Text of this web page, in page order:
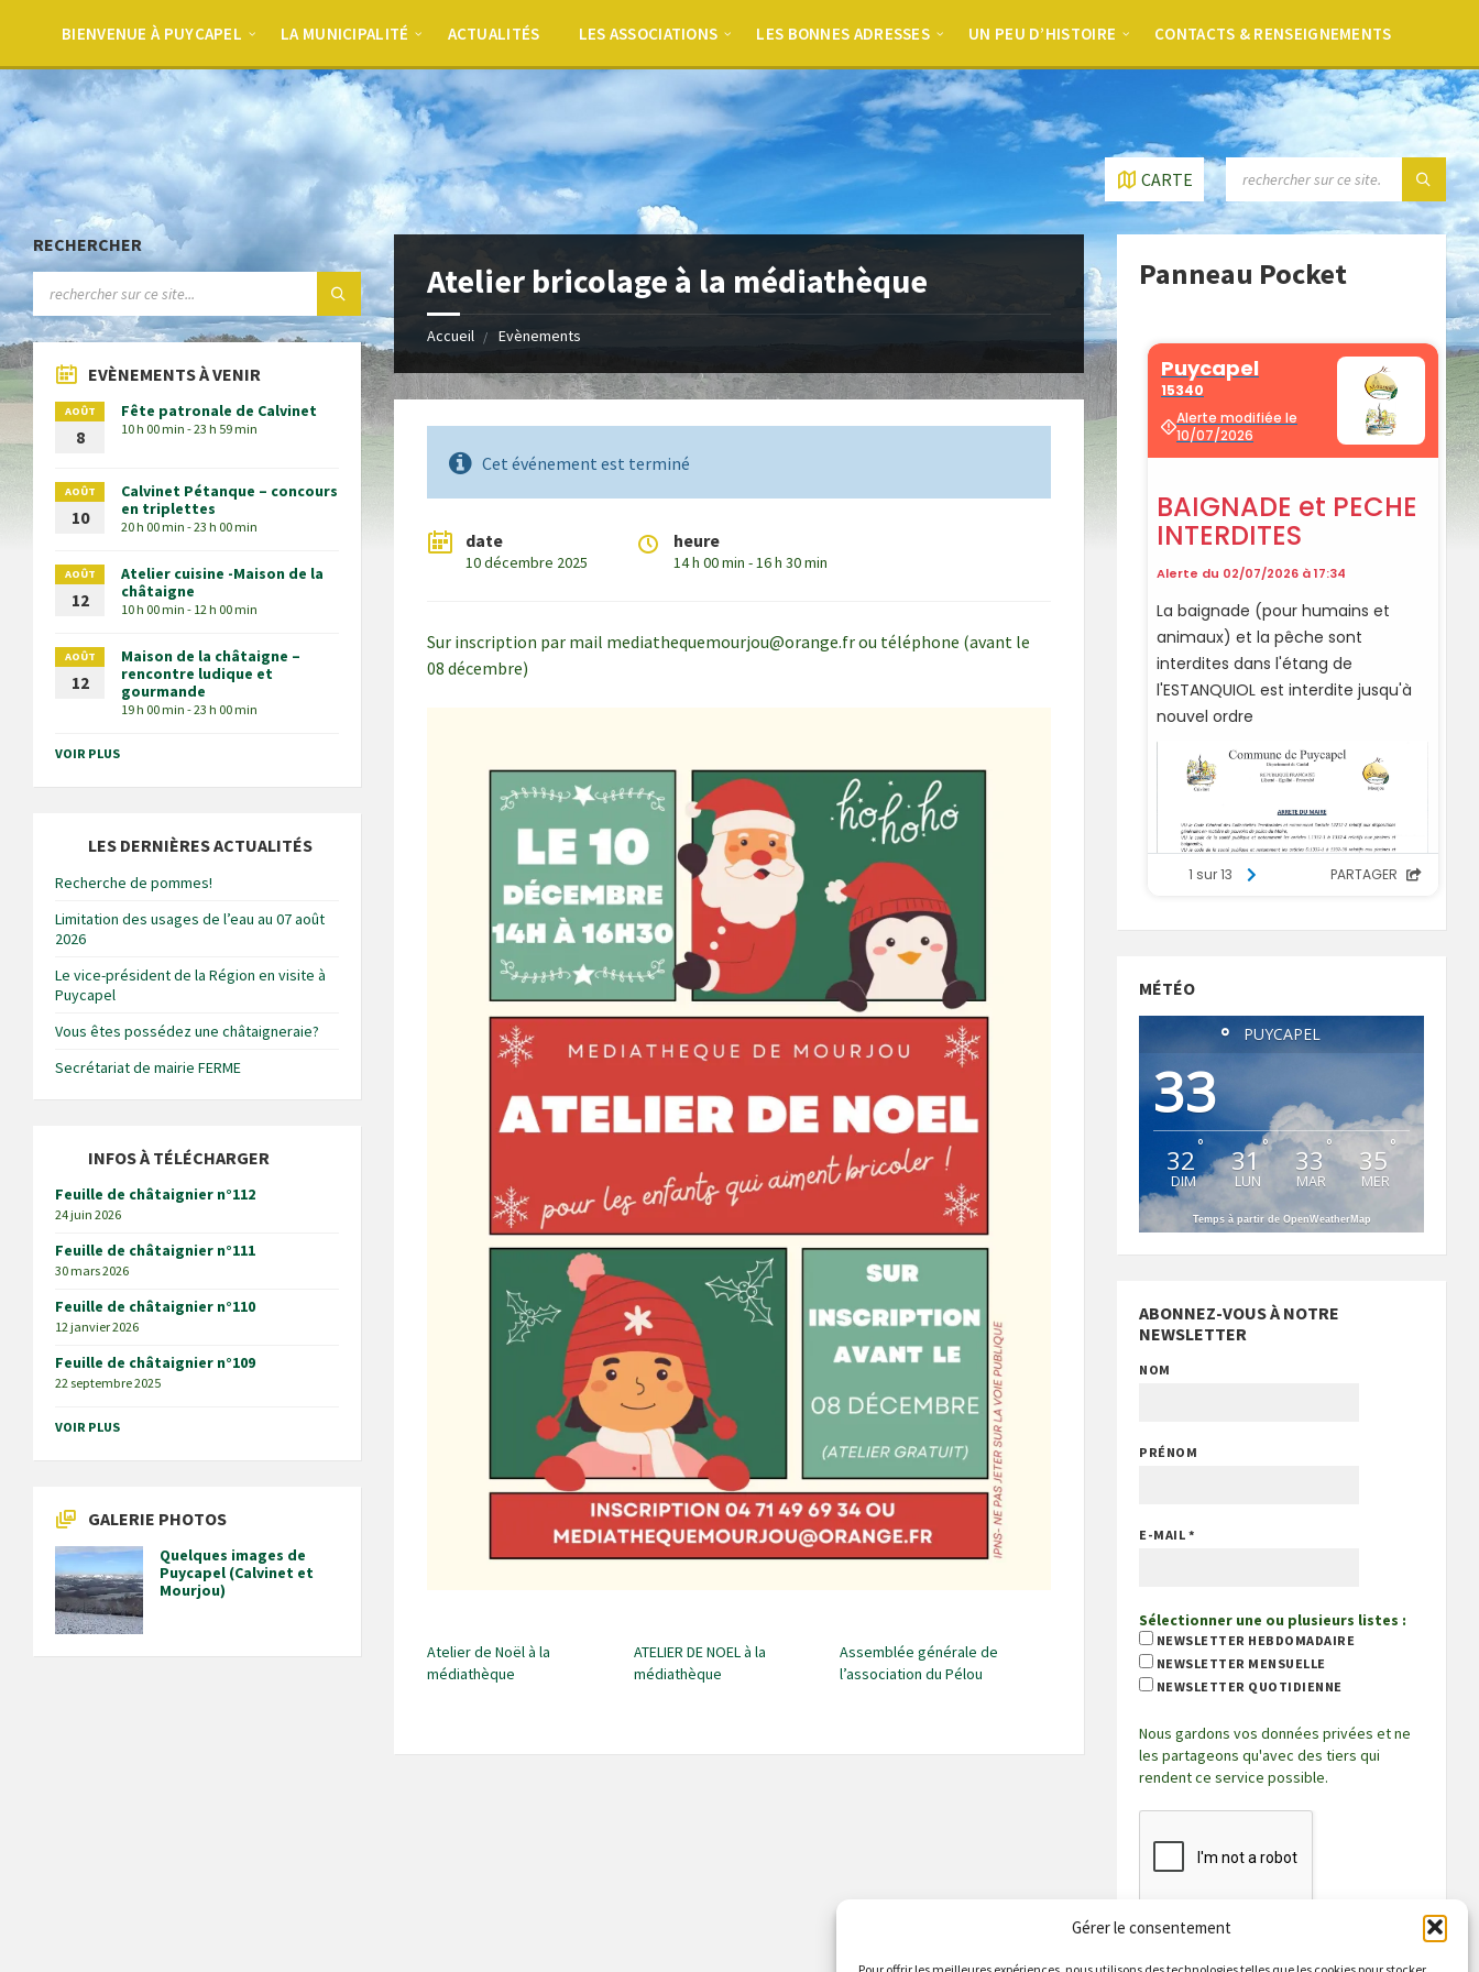
Gérer le consentement
BIENVENUE À PUYCAPEL LA MUNICIPALITÉ ACTUALITÉS LES ASSOCIATIONS LES BONNES ADRESSES UN PEU D’HISTOIRE CONTACTS & RENSEIGNEMENTS
CARTE
Atelier bricolage à la médiathèque
Accueil Evènements
Cet événement est terminé
date
10 décembre 2025
heure
14 h 00 min - 16 h 30 min
Sur inscription par mail mediathequemourjou@orange.fr ou téléphone (avant le
08 décembre)
Atelier de Noël à la
médiathèque
ATELIER DE NOEL à la
médiathèque
Assemblée générale de
l’association du Pélou
RECHERCHER
EVÈNEMENTS À VENIR
AOÛT
8
Fête patronale de Calvinet
10 h 00 min - 23 h 59 min
AOÛT
10
Calvinet Pétanque – concours
en triplettes
20 h 00 min - 23 h 00 min
AOÛT
12
Atelier cuisine -Maison de la
châtaigne
10 h 00 min - 12 h 00 min
AOÛT
12
Maison de la châtaigne –
rencontre ludique et
gourmande
19 h 00 min - 23 h 00 min
VOIR PLUS
LES DERNIÈRES ACTUALITÉS
Recherche de pommes!
Limitation des usages de l’eau au 07 août
2026
Le vice-président de la Région en visite à
Puycapel
Vous êtes possédez une châtaigneraie?
Secrétariat de mairie FERME
INFOS À TÉLÉCHARGER
Feuille de châtaignier n°112
24 juin 2026
Feuille de châtaignier n°111
30 mars 2026
Feuille de châtaignier n°110
12 janvier 2026
Feuille de châtaignier n°109
22 septembre 2025
VOIR PLUS
GALERIE PHOTOS
Quelques images de
Puycapel (Calvinet et
Mourjou)
Panneau Pocket
MÉTÉO
PUYCAPEL
33
°
32°
DIM
31°
LUN
33 °
MAR
35 °
MER
Temps à partir de OpenWeatherMap
ABONNEZ-VOUS À NOTRE
NEWSLETTER
NOM
PRÉNOM
E-MAIL *
Sélectionner une ou plusieurs listes :
NEWSLETTER HEBDOMADAIRE
NEWSLETTER MENSUELLE
NEWSLETTER QUOTIDIENNE
Nous gardons vos données privées et ne
les partageons qu'avec des tiers qui
rendent ce service possible.